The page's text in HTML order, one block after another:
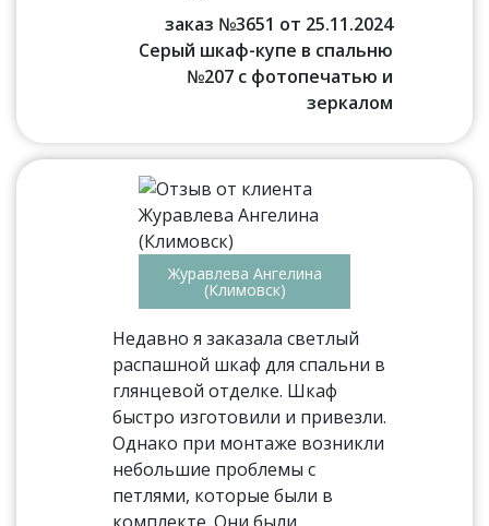
заказ №3651 от 25.11.2024
Серый шкаф-купе в спальню
№207 с фотопечатью и
зеркалом
Журавлева Ангелина
(Климовск)
Недавно я заказала светлый
распашной шкаф для спальни в
глянцевой отделке. Шкаф
быстро изготовили и привезли.
Однако при монтаже возникли
небольшие проблемы с
петлями, которые были в